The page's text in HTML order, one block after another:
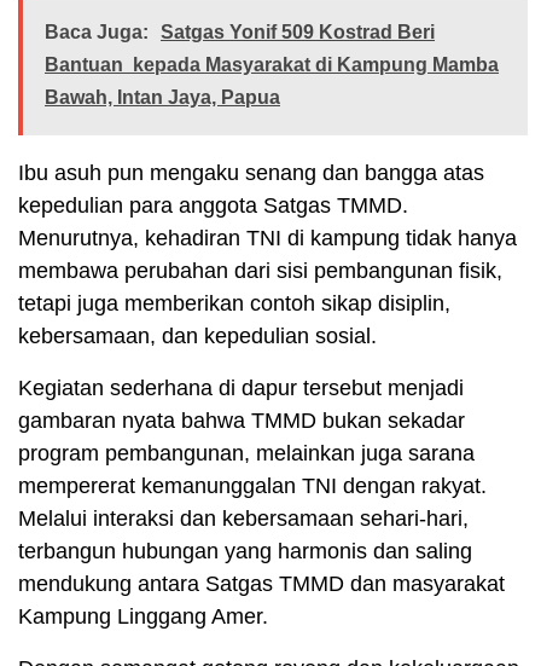
Baca Juga:
Satgas Yonif 509 Kostrad Beri
Bantuan kepada Masyarakat di Kampung Mamba
Bawah, Intan Jaya, Papua
Ibu asuh pun mengaku senang dan bangga atas
kepedulian para anggota Satgas TMMD.
Menurutnya, kehadiran TNI di kampung tidak hanya
membawa perubahan dari sisi pembangunan fisik,
tetapi juga memberikan contoh sikap disiplin,
kebersamaan, dan kepedulian sosial.
Kegiatan sederhana di dapur tersebut menjadi
gambaran nyata bahwa TMMD bukan sekadar
program pembangunan, melainkan juga sarana
mempererat kemanunggalan TNI dengan rakyat.
Melalui interaksi dan kebersamaan sehari-hari,
terbangun hubungan yang harmonis dan saling
mendukung antara Satgas TMMD dan masyarakat
Kampung Linggang Amer.